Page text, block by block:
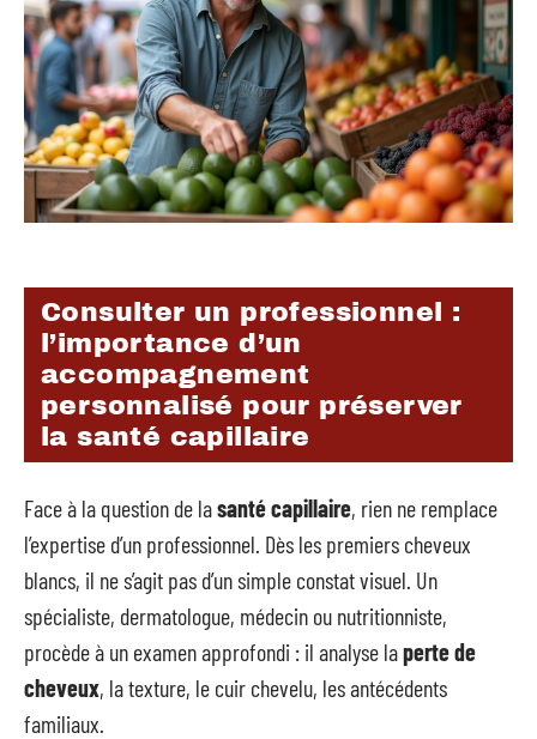
Consulter un professionnel :
l’importance d’un
accompagnement
personnalisé pour préserver
la santé capillaire
Face à la question de lasanté capillaire, rien ne remplace
l’expertise d’un professionnel. Dès les premiers cheveux
blancs, il ne s’agit pas d’un simple constat visuel. Un
spécialiste, dermatologue, médecin ou nutritionniste,
procède à un examen approfondi : il analyse laperte de
cheveux, la texture, le cuir chevelu, les antécédents
familiaux.